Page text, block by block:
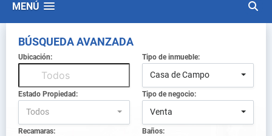
MENÚ
BÚSQUEDA AVANZADA
Ubicación: Tipo de inmueble:
Casa de Campo
Estado Propiedad:
Todos
Tipo de negocio:
Venta
Recamaras: Baños: